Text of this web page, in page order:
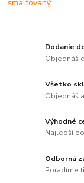
Dodanie
Objednáš
Všetko
Objednáš
Výhodné
Najlepší
Odborná
Poradíme